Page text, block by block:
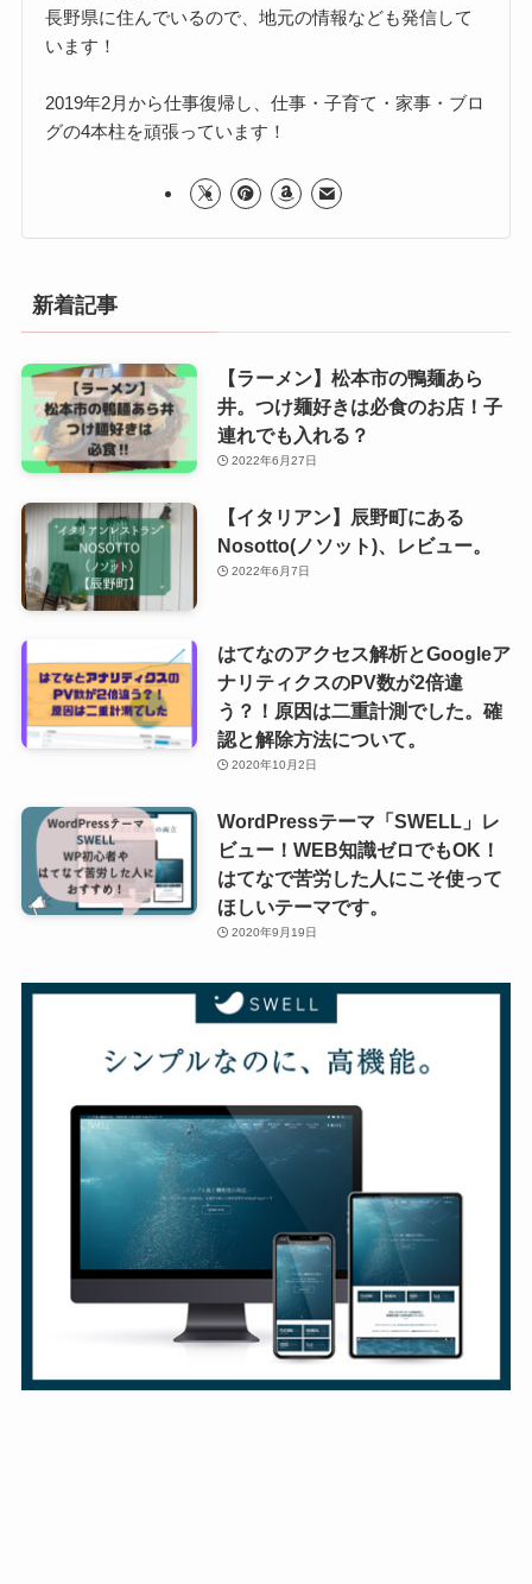
長野県に住んでいるので、地元の情報なども発信して
います！
2019年2月から仕事復帰し、仕事・子育て・家事・ブロ
グの4本柱を頑張っています！
新着記事
【ラーメン】松本市の鴨麺あら
井。つけ麺好きは必食のお店！子
連れでも入れる？
2022年6月27日
【イタリアン】辰野町にある
Nosotto(ノソット)、レビュー。
2022年6月7日
はてなのアクセス解析とGoogleア
ナリティクスのPV数が2倍違
う？！原因は二重計測でした。確
認と解除方法について。
2020年10月2日
WordPressテーマ「SWELL」レ
ビュー！WEB知識ゼロでもOK！
はてなで苦労した人にこそ使って
ほしいテーマです。
2020年9月19日